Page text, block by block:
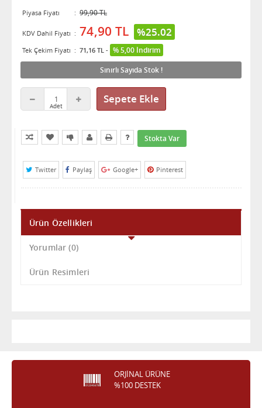
Piyasa Fiyatı : 99,90 TL
KDV Dahil Fiyatı : 74,90 TL %25.02
Tek Çekim Fiyatı : 71,16 TL - % 5,00 İndirim
Sınırlı Sayıda Stok !
Sepete Ekle
Stokta Var
Twitter Paylaş Google+ Pinterest
Ürün Özellikleri
Yorumlar(0)
Ürün Resimleri
ORJİNAL ÜRÜNE
%100 DESTEK